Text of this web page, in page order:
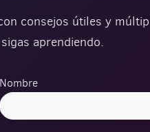
consejos útiles y
aprendiendo.
Nombre